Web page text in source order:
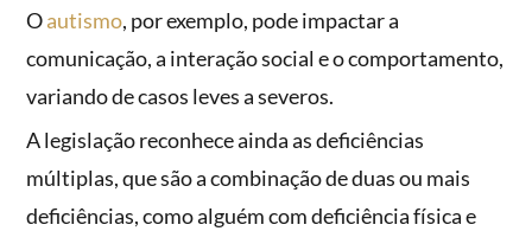
Oautismo, por exemplo, pode impactar a
comunicação, a interação social e o comportamento,
variando de casos leves a severos.
A legislação reconhece ainda as deficiências
múltiplas, que são a combinação de duas ou mais
deficiências, como alguém com deficiência física e